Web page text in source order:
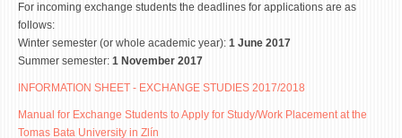
For incoming exchange students the deadlines for applications are as
follows:
Winter semester (or whole academic year): 1 June 2017
Summer semester: 1 November 2017
INFORMATION SHEET - EXCHANGE STUDIES 2017/2018
Manual for Exchange Students to Apply for Study/Work Placement at the
Tomas Bata University in Zlín